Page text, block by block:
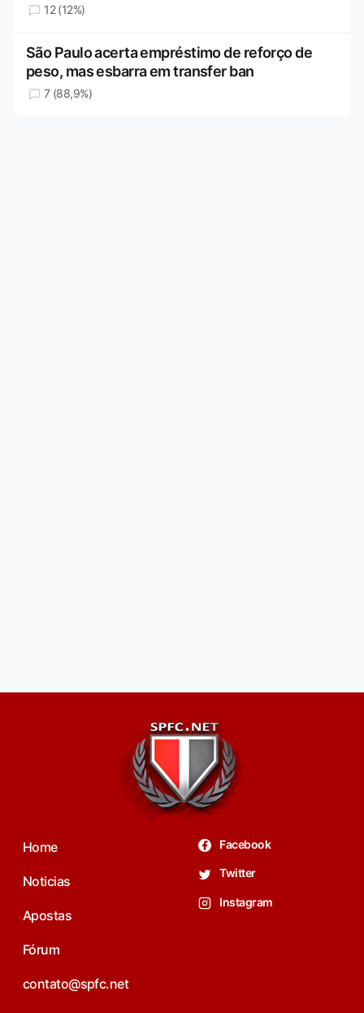
12 (12%)
São Paulo acerta empréstimo de reforço de
peso, mas esbarra em transfer ban
7 (88,9%)
Home
Noticias
Apostas
Fórum
contato@spfc.net
Facebook
Twitter
Instagram